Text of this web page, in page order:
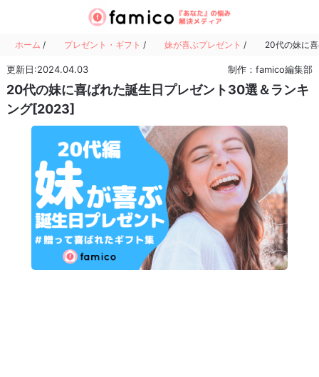
ホーム / プレゼント・ギフト / 妹が喜ぶプレゼント / 20代の妹に
更新日:2024.04.03 制作：famico編集部
20代の妹に喜ばれた誕生日プレゼント30選＆ランキ
ング[2023]